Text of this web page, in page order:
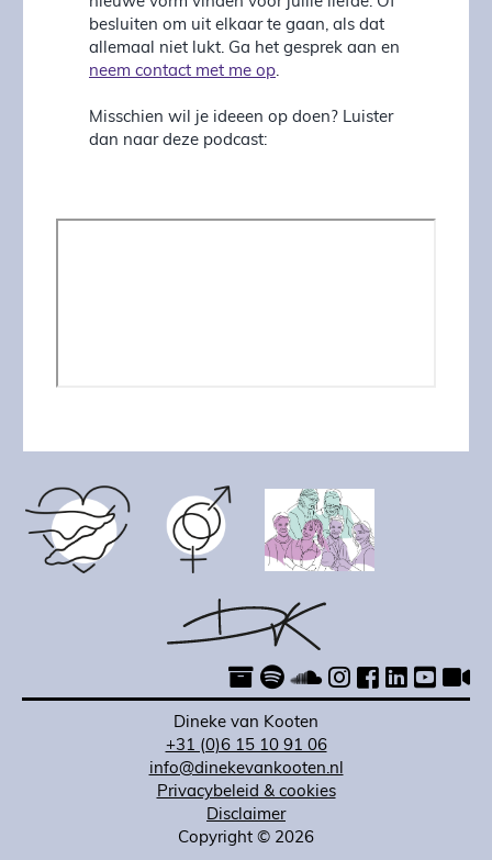
besluiten om uit elkaar te gaan, als dat
allemaal niet lukt. Ga het gesprek aan en
neem contact met me op.
Misschien wil je ideeen op doen? Luister
dan naar deze podcast:
Dineke van Kooten
+31 (0)6 15 10 91 06
info@dinekevankooten.nl
Privacybeleid & cookies
Disclaimer
Copyright © 2026